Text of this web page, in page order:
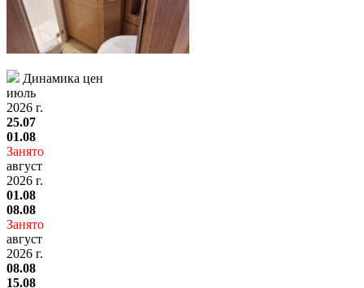
Динамика цен
июль
2026 г.
25.07
01.08
Занято
август
2026 г.
01.08
08.08
Занято
август
2026 г.
08.08
15.08